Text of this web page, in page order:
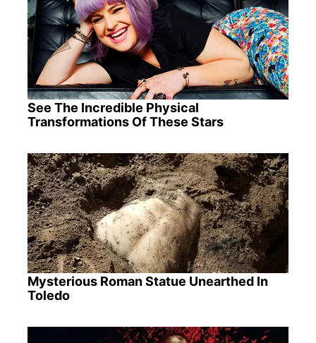
See The Incredible Physical
Transformations Of These Stars
Mysterious Roman Statue Unearthed In
Toledo